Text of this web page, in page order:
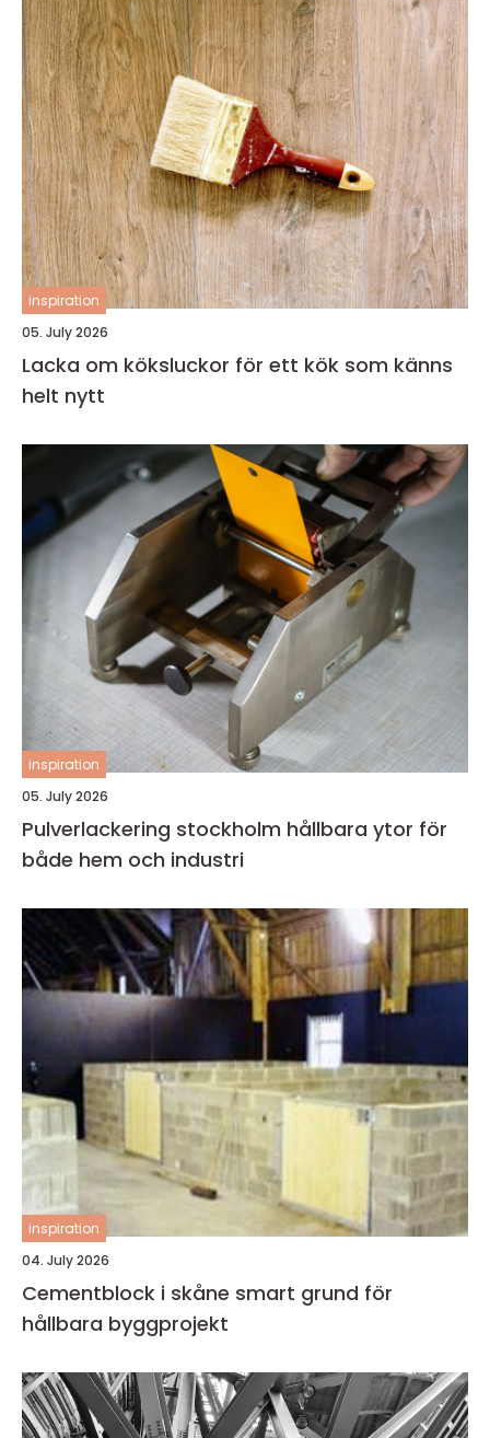
inspiration
05. July 2026
Lacka om köksluckor för ett kök som känns
helt nytt
inspiration
05. July 2026
Pulverlackering stockholm hållbara ytor för
både hem och industri
inspiration
04. July 2026
Cementblock i skåne smart grund för
hållbara byggprojekt